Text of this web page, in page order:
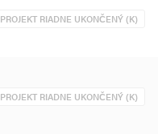
PROJEKT RIADNE UKONČENÝ (K)
PROJEKT RIADNE UKONČENÝ (K)